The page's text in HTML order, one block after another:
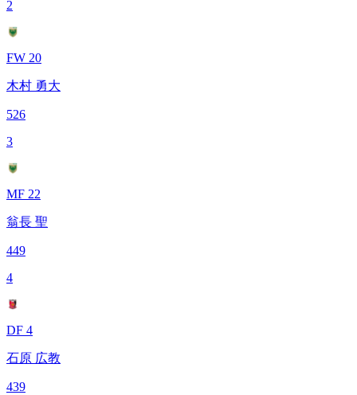
2
FW 20
木村 勇大
526
3
MF 22
翁長 聖
449
4
DF 4
石原 広教
439